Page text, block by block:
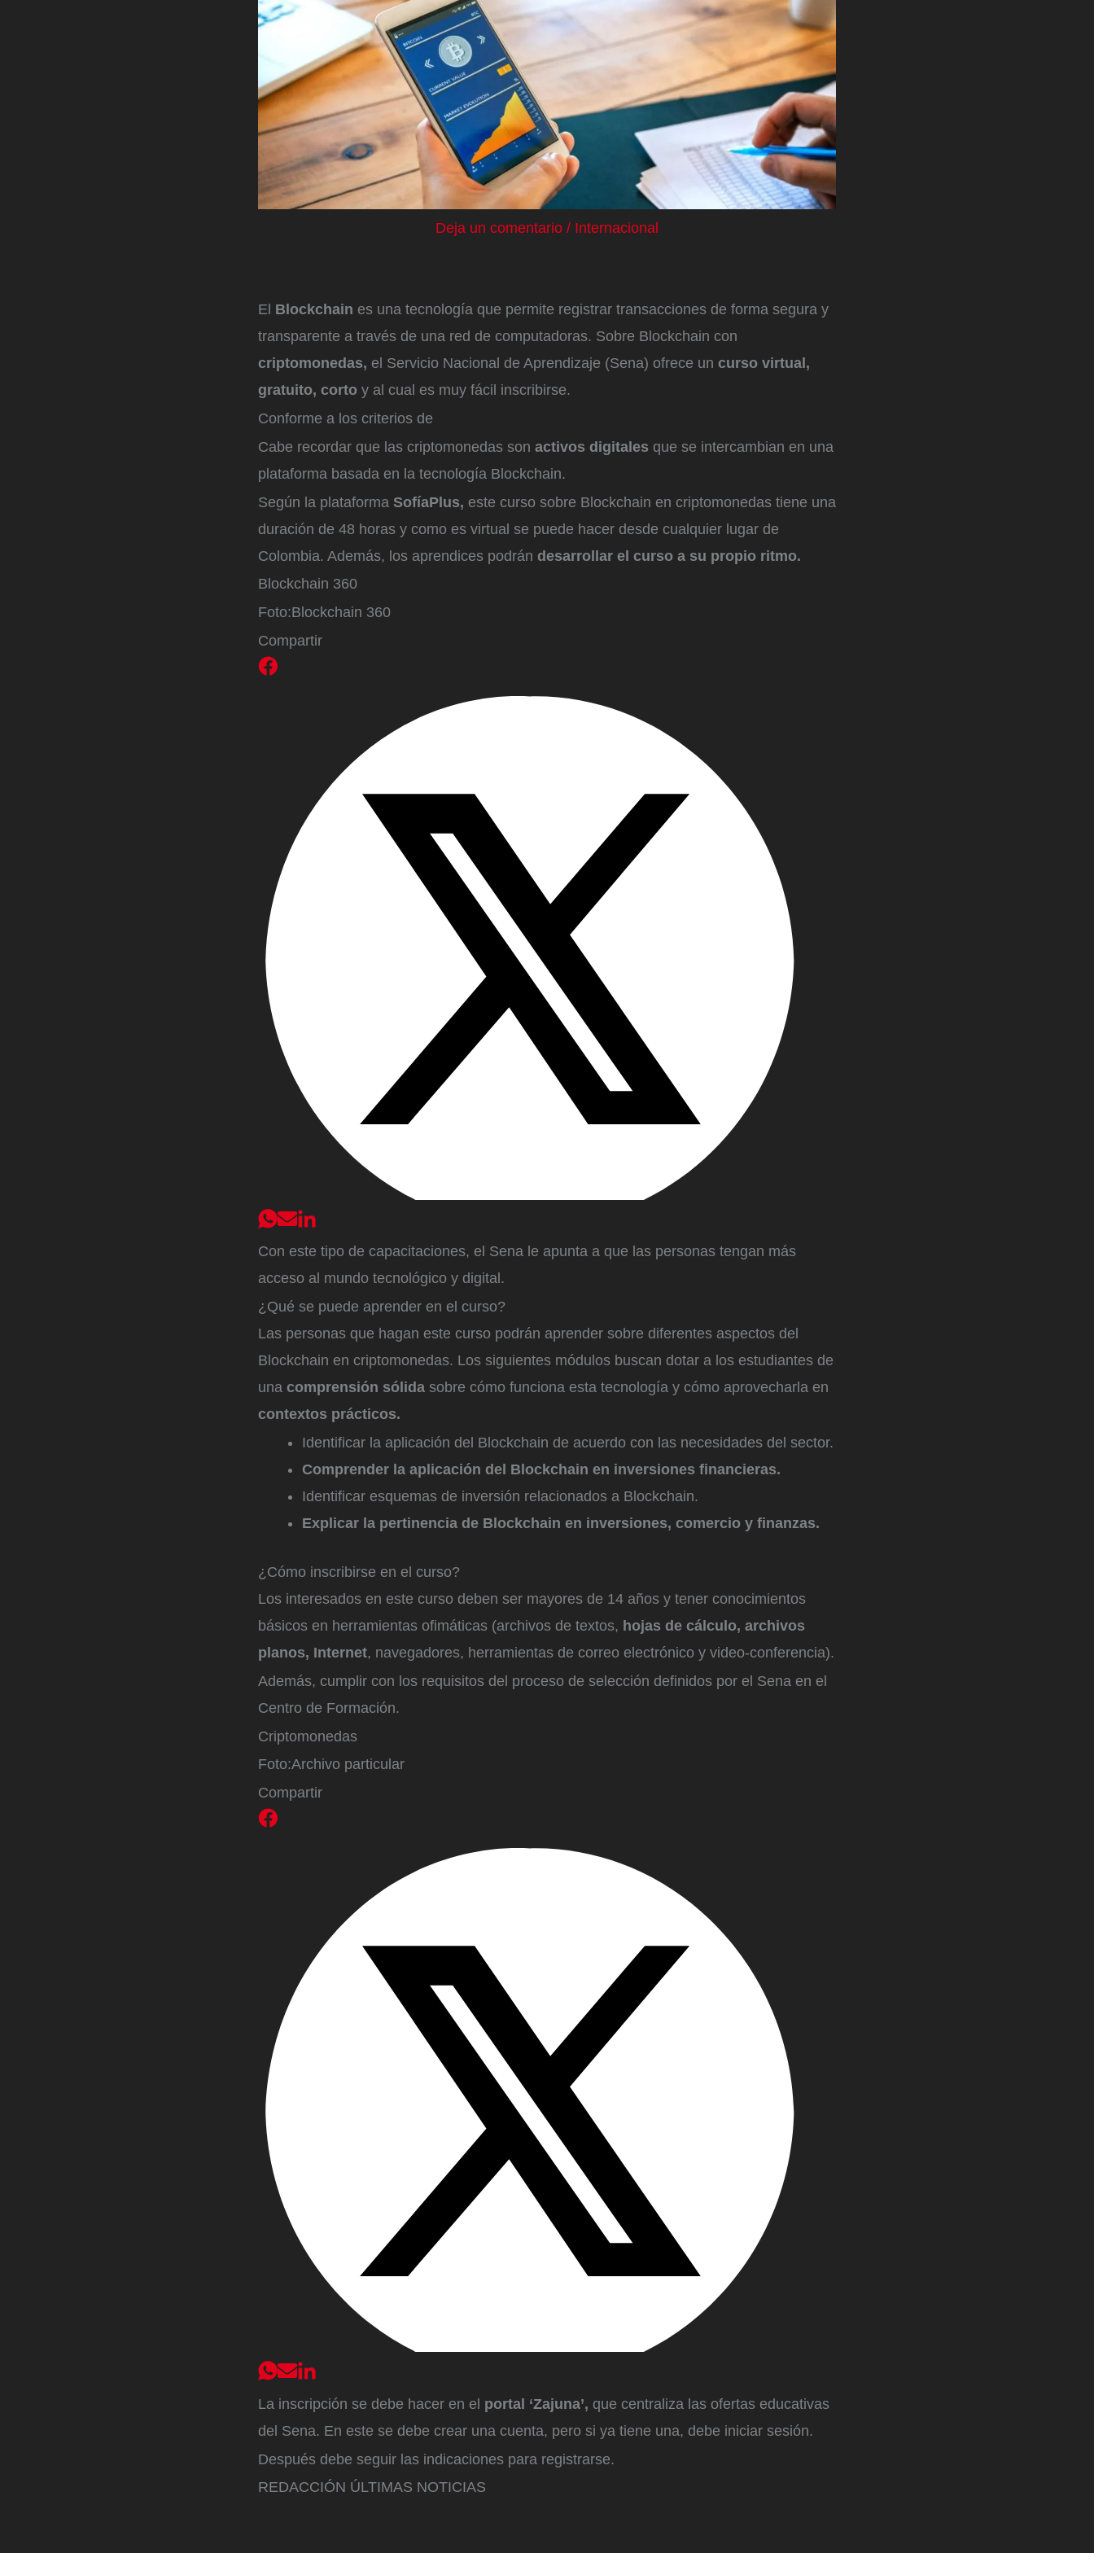
Deja un comentario / Internacional
El Blockchain es una tecnología que permite registrar transacciones de forma segura y
transparente a través de una red de computadoras. Sobre Blockchain con
criptomonedas, el Servicio Nacional de Aprendizaje (Sena) ofrece un curso virtual,
gratuito, corto y al cual es muy fácil inscribirse.
Conforme a los criterios de
Cabe recordar que las criptomonedas son activos digitales que se intercambian en una
plataforma basada en la tecnología Blockchain.
Según la plataforma SofíaPlus, este curso sobre Blockchain en criptomonedas tiene una
duración de 48 horas y como es virtual se puede hacer desde cualquier lugar de
Colombia. Además, los aprendices podrán desarrollar el curso a su propio ritmo.
Blockchain 360
Foto:Blockchain 360
Compartir
Con este tipo de capacitaciones, el Sena le apunta a que las personas tengan más
acceso al mundo tecnológico y digital.
¿Qué se puede aprender en el curso?
Las personas que hagan este curso podrán aprender sobre diferentes aspectos del
Blockchain en criptomonedas. Los siguientes módulos buscan dotar a los estudiantes de
una comprensión sólida sobre cómo funciona esta tecnología y cómo aprovecharla en
contextos prácticos.
Identificar la aplicación del Blockchain de acuerdo con las necesidades del sector.
Comprender la aplicación del Blockchain en inversiones financieras.
Identificar esquemas de inversión relacionados a Blockchain.
Explicar la pertinencia de Blockchain en inversiones, comercio y finanzas.
¿Cómo inscribirse en el curso?
Los interesados en este curso deben ser mayores de 14 años y tener conocimientos
básicos en herramientas ofimáticas (archivos de textos, hojas de cálculo, archivos
planos, Internet, navegadores, herramientas de correo electrónico y video-conferencia).
Además, cumplir con los requisitos del proceso de selección definidos por el Sena en el
Centro de Formación.
Criptomonedas
Foto:Archivo particular
Compartir
La inscripción se debe hacer en el portal ‘Zajuna’, que centraliza las ofertas educativas
del Sena. En este se debe crear una cuenta, pero si ya tiene una, debe iniciar sesión.
Después debe seguir las indicaciones para registrarse.
REDACCIÓN ÚLTIMAS NOTICIAS